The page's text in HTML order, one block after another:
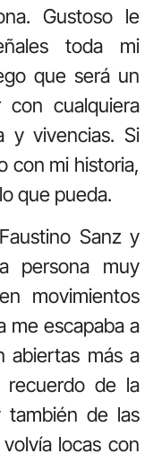
Gustoso le
toda mi
que será un
con cualquiera
y vivencias. Si
con mi historia,
que pueda.
Sanz y
persona muy
movimientos
me escapaba a
abiertas más a
recuerdo de la
también de las
locas con